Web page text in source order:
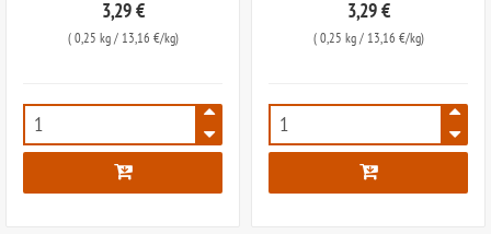
3,29 €
( 0,25 kg/ 13,16 €/kg)
7179
3,29 €
( 0,25 kg/ 13,16 €/kg)
7180